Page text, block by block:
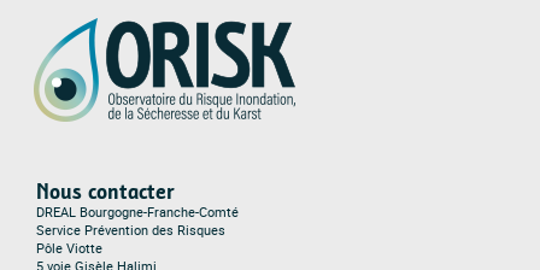
Nous contacter
DREAL Bourgogne-Franche-Comté
Service Prévention des Risques
Pôle Viotte
5 voie Gisèle Halimi